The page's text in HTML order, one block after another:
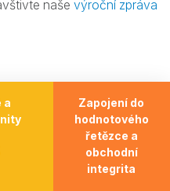
naše výroční zpráva
a
Zapojení do
hodnotového
řetězce a
obchodní
integrita